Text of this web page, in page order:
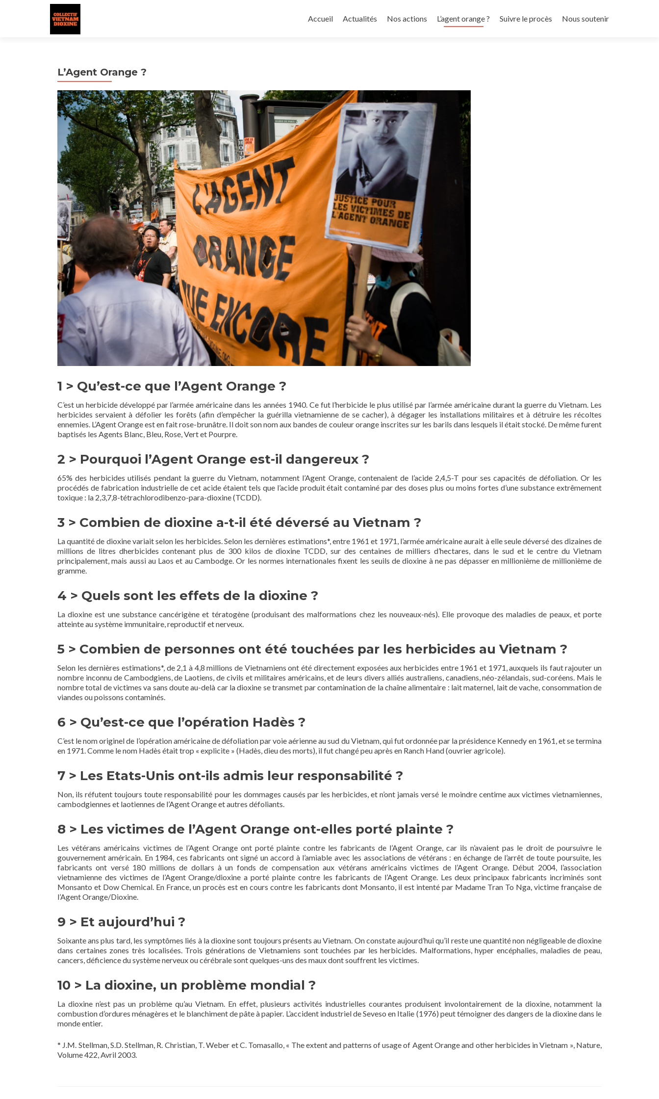
Accueil
Actualités Nos actions L’agent orange ? Suivre le procès Nous soutenir
L’Agent Orange ?
1 > Qu’est-ce que l’Agent Orange ?
C’est un herbicide développé par l’armée américaine dans les années 1940. Ce fut l’herbicide le plus utilisé par l’armée américaine durant la guerre du Vietnam. Les
herbicides servaient à défolier les forêts (afin d’empêcher la guérilla vietnamienne de se cacher), à dégager les installations militaires et à détruire les récoltes
ennemies. L’Agent Orange est en fait rose-brunâtre. Il doit son nom aux bandes de couleur orange inscrites sur les barils dans lesquels il était stocké. De même furent
baptisés les Agents Blanc, Bleu, Rose, Vert et Pourpre.
2 > Pourquoi l’Agent Orange est-il dangereux ?
65% des herbicides utilisés pendant la guerre du Vietnam, notamment l’Agent Orange, contenaient de l’acide 2,4,5-T pour ses capacités de défoliation. Or les
procédés de fabrication industrielle de cet acide étaient tels que l’acide produit était contaminé par des doses plus ou moins fortes d’une substance extrêmement
toxique : la 2,3,7,8-tétrachlorodibenzo-para-dioxine (TCDD).
3 > Combien de dioxine a-t-il été déversé au Vietnam ?
La quantité de dioxine variait selon les herbicides. Selon les dernières estimations*, entre 1961 et 1971, l’armée américaine aurait à elle seule déversé des dizaines de
millions de litres dherbicides contenant plus de 300 kilos de dioxine TCDD, sur des centaines de milliers d’hectares, dans le sud et le centre du Vietnam
principalement, mais aussi au Laos et au Cambodge. Or les normes internationales fixent les seuils de dioxine à ne pas dépasser en millionième de millionième de
gramme.
4 > Quels sont les effets de la dioxine ?
La dioxine est une substance cancérigène et tératogène (produisant des malformations chez les nouveaux-nés). Elle provoque des maladies de peaux, et porte
atteinte au système immunitaire, reproductif et nerveux.
5 > Combien de personnes ont été touchées par les herbicides au Vietnam ?
Selon les dernières estimations*, de 2,1 à 4,8 millions de Vietnamiens ont été directement exposées aux herbicides entre 1961 et 1971, auxquels ils faut rajouter un
nombre inconnu de Cambodgiens, de Laotiens, de civils et militaires américains, et de leurs divers alliés australiens, canadiens, néo-zélandais, sud-coréens. Mais le
nombre total de victimes va sans doute au-delà car la dioxine se transmet par contamination de la chaîne alimentaire : lait maternel, lait de vache, consommation de
viandes ou poissons contaminés.
6 > Qu’est-ce que l’opération Hadès ?
C’est le nom originel de l’opération américaine de défoliation par voie aérienne au sud du Vietnam, qui fut ordonnée par la présidence Kennedy en 1961, et se termina
en 1971. Comme le nom Hadès était trop « explicite » (Hadès, dieu des morts), il fut changé peu après en Ranch Hand (ouvrier agricole).
7 > Les Etats-Unis ont-ils admis leur responsabilité ?
Non, ils réfutent toujours toute responsabilité pour les dommages causés par les herbicides, et n’ont jamais versé le moindre centime aux victimes vietnamiennes,
cambodgiennes et laotiennes de l’Agent Orange et autres défoliants.
8 > Les victimes de l’Agent Orange ont-elles porté plainte ?
Les vétérans américains victimes de l’Agent Orange ont porté plainte contre les fabricants de l’Agent Orange, car ils n’avaient pas le droit de poursuivre le
gouvernement américain. En 1984, ces fabricants ont signé un accord à l’amiable avec les associations de vétérans : en échange de l’arrêt de toute poursuite, les
fabricants ont versé 180 millions de dollars à un fonds de compensation aux vétérans américains victimes de l’Agent Orange. Début 2004, l’association
vietnamienne des victimes de l’Agent Orange/dioxine a porté plainte contre les fabricants de l’Agent Orange. Les deux principaux fabricants incriminés sont
Monsanto et Dow Chemical. En France, un procès est en cours contre les fabricants dont Monsanto, il est intenté par Madame Tran To Nga, victime française de
l’Agent Orange/Dioxine.
9 > Et aujourd’hui ?
Soixante ans plus tard, les symptômes liés à la dioxine sont toujours présents au Vietnam. On constate aujourd’hui qu’il reste une quantité non négligeable de dioxine
dans certaines zones très localisées. Trois générations de Vietnamiens sont touchées par les herbicides. Malformations, hyper encéphalies, maladies de peau,
cancers, déficience du système nerveux ou cérébrale sont quelques-uns des maux dont souffrent les victimes.
10 > La dioxine, un problème mondial ?
La dioxine n’est pas un problème qu’au Vietnam. En effet, plusieurs activités industrielles courantes produisent involontairement de la dioxine, notamment la
combustion d’ordures ménagères et le blanchiment de pâte à papier. L’accident industriel de Seveso en Italie (1976) peut témoigner des dangers de la dioxine dans le
monde entier.
* J.M. Stellman, S.D. Stellman, R. Christian, T. Weber et C. Tomasallo, « The extent and patterns of usage of Agent Orange and other herbicides in Vietnam », Nature,
Volume 422, Avril 2003.